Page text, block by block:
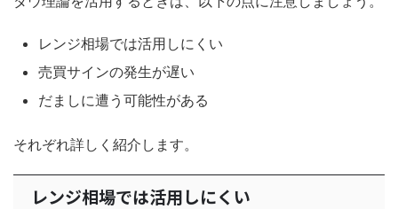
レンジ相場では活用しにくい
売買サインの発生が遅い
だましに遭う可能性がある
それぞれ詳しく紹介します。
レンジ相場では活用しにくい